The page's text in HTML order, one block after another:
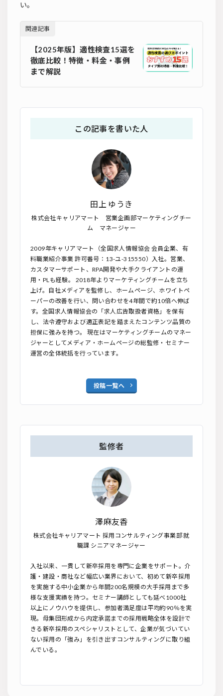
い。
関連記事
【2025年版】適性検査15選を
徹底比較！特徴・料金・事例
まで解説
この記事を書いた人
田上 ゆうき
株式会社キャリアマート 営業企画部マーケティングチー
ム マネージャー
2009年キャリアマート（全国求人情報協会 会員企業、有
料職業紹介事業 許可番号：13-ユ-315550）入社。営業、
カスタマーサポート、RPA開発や大手クライアントの運
用・PLも経験。 2018年よりマーケティングチームを立ち
上げ。自社メディアを監修し、ホームページ、ホワイトペ
ーパーの改善を行い、問い合わせを4年間で約10︎倍へ伸ば
す。全国求人情報協会の「求人広告取扱者資格」を保有
し、法令遵守および適正表記を踏まえたコンテンツ品質の
担保に強みを持つ。 現在はマーケティングチームのマネー
ジャーとしてメディア・ホームページの総監修・セミナー
運営の全体統括を行っています。
投稿一覧へ
監修者
澤麻友香
株式会社キャリアマート 採用コンサルティング事業部 就
職課 シニアマネージャー
入社以来、一貫して新卒採用を専門に企業をサポート。介
護・建設・商社など幅広い業界において、初めて新卒採用
を実施する中小企業から年間200名規模の大手採用まで多
様な支援実績を持つ。セミナー講師としても延べ1000社
以上にノウハウを提供し、参加者満足度は平均約90％を実
現。母集団形成から内定承諾までの採用戦略全体を設計で
きる新卒採用のスペシャリストとして、企業が気づいてい
ない採用の「強み」を引き出すコンサルティングに取り組
んでいる。